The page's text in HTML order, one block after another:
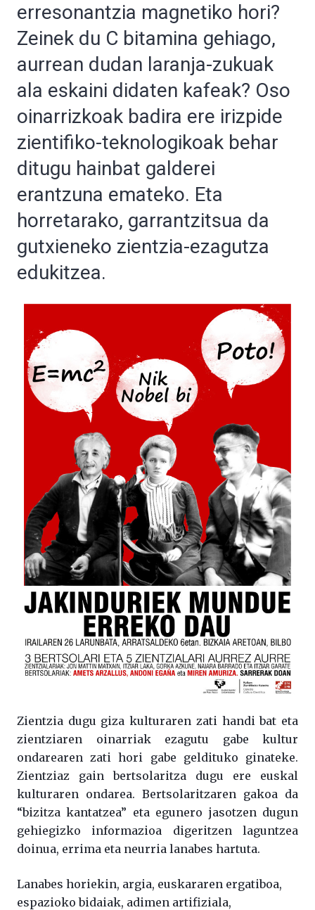
erresonantzia magnetiko hori?
Zeinek du C bitamina gehiago,
aurrean dudan laranja-zukuak
ala eskaini didaten kafeak? Oso
oinarrizkoak badira ere irizpide
zientifiko-teknologikoak behar
ditugu hainbat galderei
erantzuna emateko. Eta
horretarako, garrantzitsua da
gutxieneko zientzia-ezagutza
edukitzea.
Zientzia dugu giza kulturaren zati handi bat eta
zientziaren oinarriak ezagutu gabe kultur
ondarearen zati hori gabe geldituko ginateke.
Zientziaz gain bertsolaritza dugu ere euskal
kulturaren ondarea. Bertsolaritzaren gakoa da
“bizitza kantatzea” eta egunero jasotzen dugun
gehiegizko informazioa digeritzen laguntzea
doinua, errima eta neurria lanabes hartuta.
Lanabes horiekin, argia, euskararen ergatiboa,
espazioko bidaiak, adimen artifiziala,